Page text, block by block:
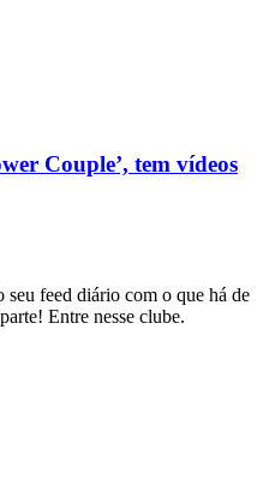
Couple’, tem vídeos
feed diário com o que há de
Entre nesse clube.